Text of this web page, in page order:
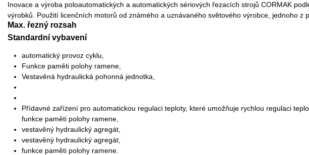
Inovace a výroba poloautomatických a automatických sériových řezacích strojů CORMAK
výrobků. Použití licenčních motorů od známého a uznávaného světového výrobce, jednoho
Max. řezný rozsah
Standardní vybavení
automatický provoz cyklu,
Funkce paměti polohy ramene,
Vestavěná hydraulická pohonná jednotka,
Přídavné zařízení pro automatickou regulaci teploty, které umožňuje rychlou regulaci
funkce paměti polohy ramene,
vestavěný hydraulický agregát,
vestavěný hydraulický agregát,
funkce paměti polohy ramene.